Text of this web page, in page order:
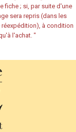
fiche ; si, par suite d'une
sera repris (dans les
à condition
l'achat. "